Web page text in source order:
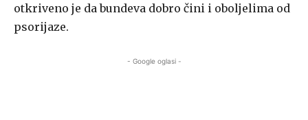
otkriveno je da bundeva dobro čini i oboljelima od
psorijaze.
- Google oglasi -